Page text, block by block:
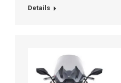
Details